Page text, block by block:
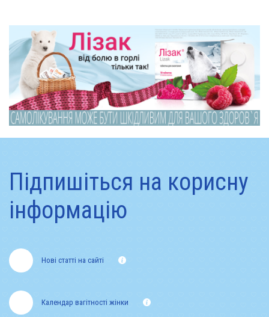
Підпишіться на корисну
інформацію
Нові статті на сайті
Календар вагітності жінки